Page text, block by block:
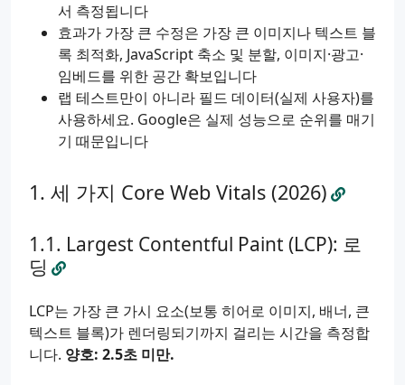
서 측정됩니다
효과가 가장 큰 수정은 가장 큰 이미지나 텍스트 블
록 최적화, JavaScript 축소 및 분할, 이미지·광고·
임베드를 위한 공간 확보입니다
랩 테스트만이 아니라 필드 데이터(실제 사용자)를
사용하세요. Google은 실제 성능으로 순위를 매기
기 때문입니다
세 가지 Core Web Vitals (2026)
Largest Contentful Paint (LCP): 로
딩
LCP는 가장 큰 가시 요소(보통 히어로 이미지, 배너, 큰
텍스트 블록)가 렌더링되기까지 걸리는 시간을 측정합
니다. 양호: 2.5초 미만.